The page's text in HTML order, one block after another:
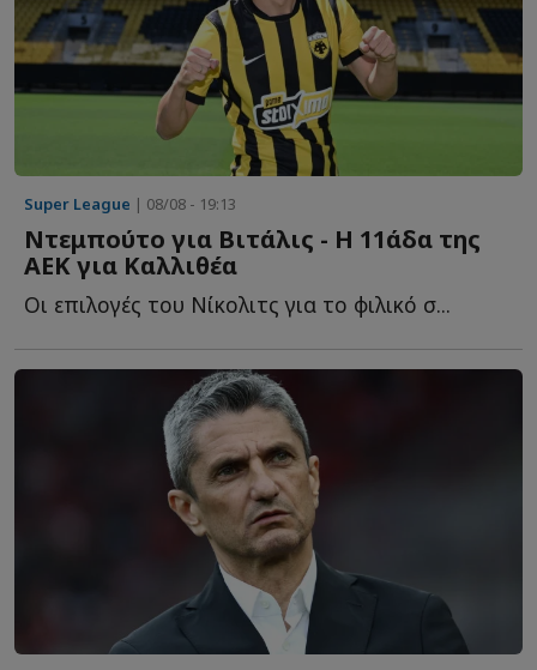
Super League | 08/08 - 19:13
Ντεμπούτο για Βιτάλις - Η 11άδα της
ΑΕΚ για Καλλιθέα
Οι επιλογές του Νίκολιτς για το φιλικό σ...